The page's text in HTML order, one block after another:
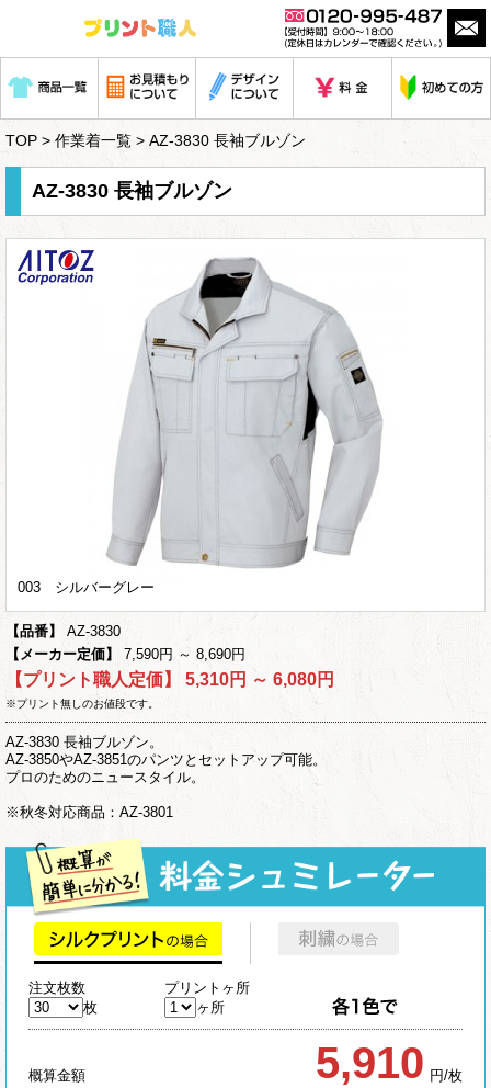
TOP > 作業着一覧 > AZ-3830 長袖ブルゾン
AZ-3830 長袖ブルゾン
003 シルバーグレー
【品番】
AZ-3830
【メーカー定価】
7,590円 ～ 8,690円
【プリント職人定価】 5,310円 ～ 6,080円
※プリント無しのお値段です。
AZ-3830 長袖ブルゾン。
AZ-3850やAZ-3851のパンツとセットアップ可能。
プロのためのニュースタイル。
※秋冬対応商品：AZ-3801
注文枚数
プリントヶ所
枚
ヶ所
概算金額 5,910 円/枚